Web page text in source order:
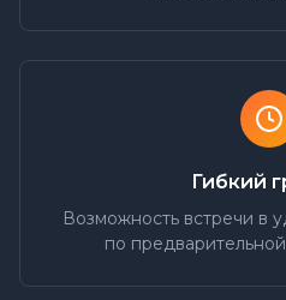
Гибкий
Возможность встречи в
по